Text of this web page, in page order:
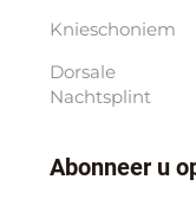
Knieschoniem
Dorsale
Nachtsplint
Abonneer u